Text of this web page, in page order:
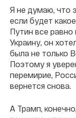
Я не думаю, что
если будет
Путин все равно
Украину, он
была не только
Поэтому я
перемирие,
вернется снова.
А Трамп,